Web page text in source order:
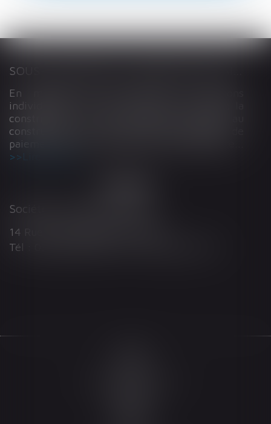
En matière de construction de maisons
individuelles, l’article L 241-9 du Code de la
construction et de l’habitation impose au
constructeur de justifier d’une garantie de
paiement dans tout contrat de sous-traitance...
Société d'Avocats ARTHUS
14 Rue Wilson 68000 COLMAR
Tél : 03 89 21 98 55 - Fax : 03 89 23 92 10